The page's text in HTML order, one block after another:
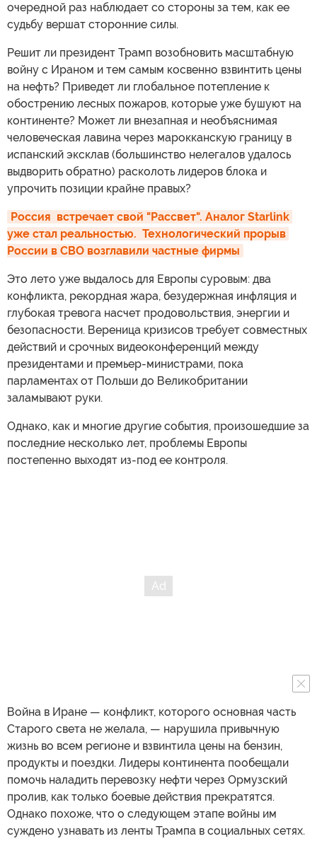
очередной раз наблюдает со стороны за тем, как ее
судьбу вершат сторонние силы.
Решит ли президент Трамп возобновить масштабную
войну с Ираном и тем самым косвенно взвинтить цены
на нефть? Приведет ли глобальное потепление к
обострению лесных пожаров, которые уже бушуют на
континенте? Может ли внезапная и необъяснимая
человеческая лавина через марокканскую границу в
испанский эксклав (большинство нелегалов удалось
выдворить обратно) расколоть лидеров блока и
упрочить позиции крайне правых?
Россия  встречает свой "Рассвет". Аналог Starlink
уже стал реальностью.  Технологический прорыв
России в СВО возглавили частные фирмы
Это лето уже выдалось для Европы суровым: два
конфликта, рекордная жара, безудержная инфляция и
глубокая тревога насчет продовольствия, энергии и
безопасности. Вереница кризисов требует совместных
действий и срочных видеоконференций между
президентами и премьер-министрами, пока
парламентах от Польши до Великобритании
заламывают руки.
Однако, как и многие другие события, произошедшие за
последние несколько лет, проблемы Европы
постепенно выходят из-под ее контроля.
Война в Иране — конфликт, которого основная часть
Старого света не желала, — нарушила привычную
жизнь во всем регионе и взвинтила цены на бензин,
продукты и поездки. Лидеры континента пообещали
помочь наладить перевозку нефти через Ормузский
пролив, как только боевые действия прекратятся.
Однако похоже, что о следующем этапе войны им
суждено узнавать из ленты Трампа в социальных сетях.